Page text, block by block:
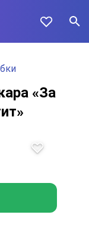
«За